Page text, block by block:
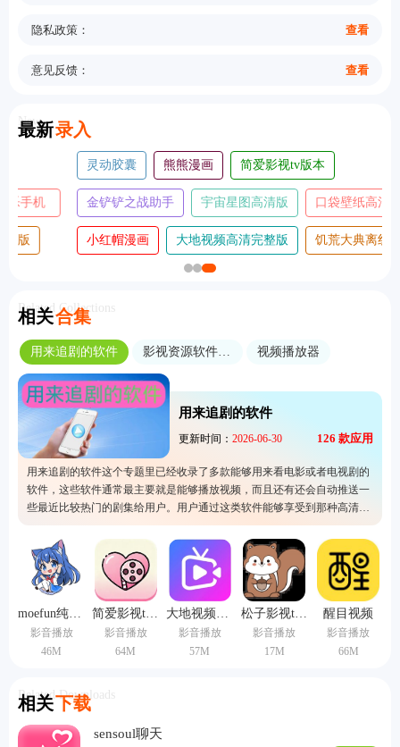
隐私政策： 查看
意见反馈： 查看
最新录入
New
熊熊漫画 简爱影视tv版本
金铲铲之战助手 宇宙星图高清版 口袋壁纸高清主题
小红帽漫画 大地视频高清完整版 饥荒大典离线版
相关合集
Related Collections
用来追剧的软件 视频播放器
用来追剧的软件
更新时间： 2026-06-30 126 款应用
用来追剧的软件这个专题里已经收录了多款能够用来看电影或者电视剧的
软件，这些软件通常最主要就是能够播放视频，而且还有还会自动推送一
些最近比较热门的剧集给用户。用户通过这类软件能够享受到那种高清的
观影体验，而且所有的影视题材到能够找到。这个专题里的软件相比于其
他的影视软件会更加好用，所以喜欢看戏的用户千万不要错过了噢。
影音播放
46M
影音播放
64M
影音播放
57M
松子影视tv版
影音播放
17M
醒目视频
影音播放
66M
相关下载
Related Downloads
sensoul聊天